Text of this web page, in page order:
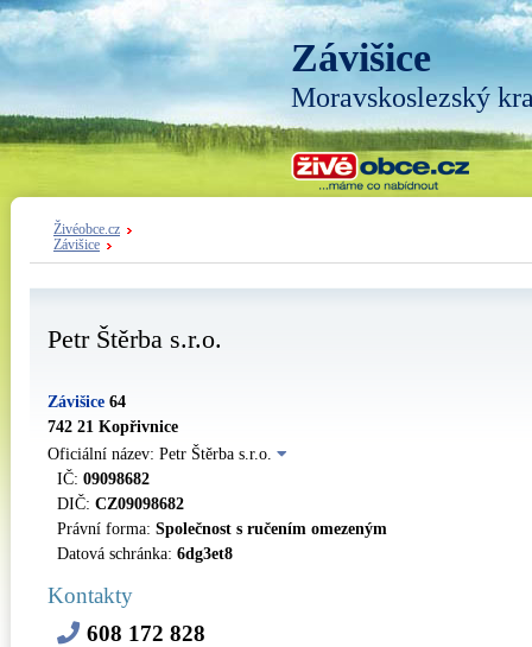
Závišice
Moravskoslezský
Živéobce.cz
Závišice
Petr Štěrba s.r.o.
Závišice 64
742 21 Kopřivnice
Oficiální název: Petr Štěrba s.r.o.
IČ: 09098682
DIČ: CZ09098682
Právní forma: Společnost s ručením omezeným
Datová schránka: 6dg3et8
Kontakty
608 172 828